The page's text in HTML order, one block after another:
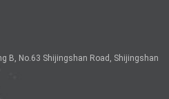
B, No.63 Shijingshan Road, Shijingshan